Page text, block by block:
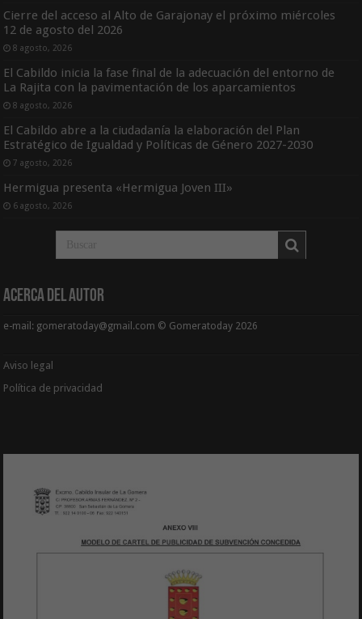
Cierre del acceso al Alto de Garajonay el próximo miércoles
12 de agosto del 2026
8 agosto, 2026
El Cabildo inicia la fase final de la adecuación del entorno de
La Rajita con la pavimentación de los aparcamientos
8 agosto, 2026
El Cabildo abre a la ciudadanía la elaboración del Plan
Estratégico de Igualdad y Políticas de Género 2027-2030
7 agosto, 2026
Hermigua presenta «Hermigua Joven III»
6 agosto, 2026
Acerca del Autor
e-mail: gomeratoday@gmail.com © Gomeratoday 2026
Aviso legal
Política de privacidad